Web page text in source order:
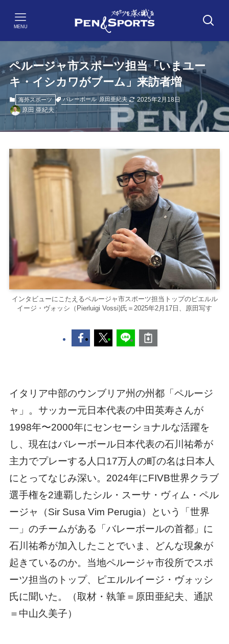
MENU
ペルージャ市スポーツ担当「いまユー
キ・イシカワがブーム」来訪者増
海外スポーツ バレーボール 原田亜紀夫
2025年2月18日
原田 亜紀夫
インタビューにこたえるペルージャ市スポーツ担当トップのピエルル
イージ・ヴォッシ（Pierluigi Vossi)氏＝2025年2月17日、原田写す
イタリア中部のウンブリア州の州都「ペルージ
ャ」。サッカー元日本代表の中田英寿さんが
1998年〜2000年にセンセーショナルな活躍を
し、現在はバレーボール日本代表の石川祐希が
主力でプレーする人口17万人の町の名は日本人
にとってなじみ深い。2024年にFIVB世界クラブ
選手権を2連覇したシル・スーサ・ヴィム・ペル
ージャ（Sir Susa Vim Perugia）という「世界
一」のチームがある「バレーボールの首都」に
石川祐希が加入したことでいま、どんな現象が
起きているのか。当地ペルージャ市役所でスポ
ーツ担当のトップ、ピエルルイージ・ヴォッシ
氏に聞いた。（取材・執筆＝原田亜紀夫、通訳
＝中山久美子）